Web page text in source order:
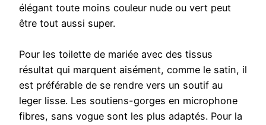
élégant toute moins couleur nude ou vert peut
être tout aussi super.
Pour les toilette de mariée avec des tissus
résultat qui marquent aisément, comme le satin, il
est préférable de se rendre vers un soutif au
leger lisse. Les soutiens-gorges en microphone
fibres, sans vogue sont les plus adaptés. Pour la